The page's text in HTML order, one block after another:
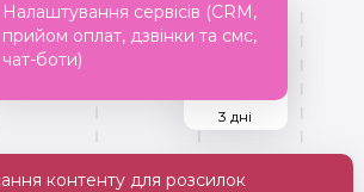
3 дні
контенту для розсилок
Налаштування сервісів (CRM,
прийом оплат, дзвінки та смс,
чат-боти)